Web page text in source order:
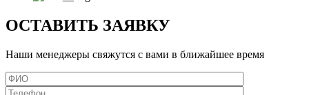
ОСТАВИТЬ ЗАЯВКУ
Наши менеджеры свяжутся с вами в ближайшее время